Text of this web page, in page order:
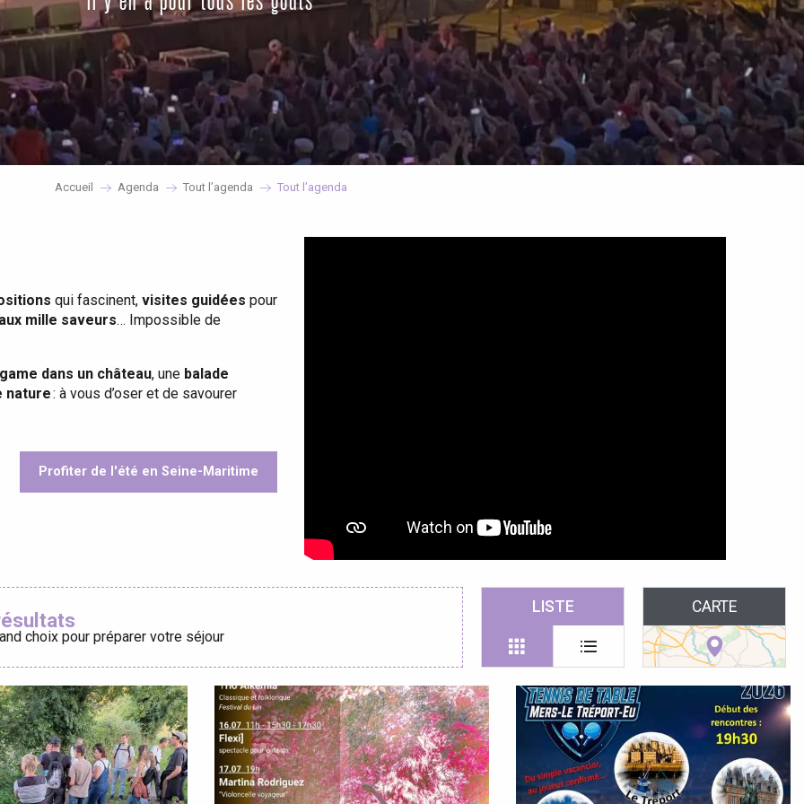
Accueil Agenda Tout l’agenda Tout l’agenda
qui fascinent, visites guidées pour
mille saveurs… Impossible de
dans un château, une balade
nature: à vous d’oser et de savourer
Profiter de l'été en Seine-Maritime
choix pour préparer votre séjour
LISTE CARTE